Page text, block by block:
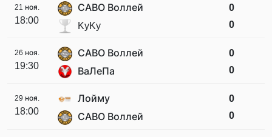
21 ноя.
18:00
САВО Воллей
KyKy
0
0
26 ноя.
19:30
САВО Воллей
ВаЛеПа
0
0
29 ноя.
18:00
Лойму
САВО Воллей
0
0